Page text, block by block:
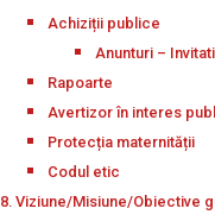
Achiziții publice
Anunturi –
Rapoarte
Avertizor în interes
Protecția maternității
Codul etic
8. Viziune/Misiune/Obiective